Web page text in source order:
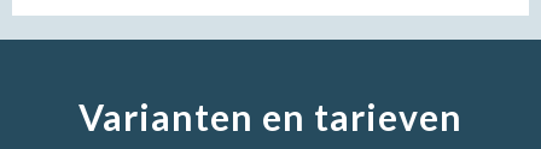
Varianten en tarieven